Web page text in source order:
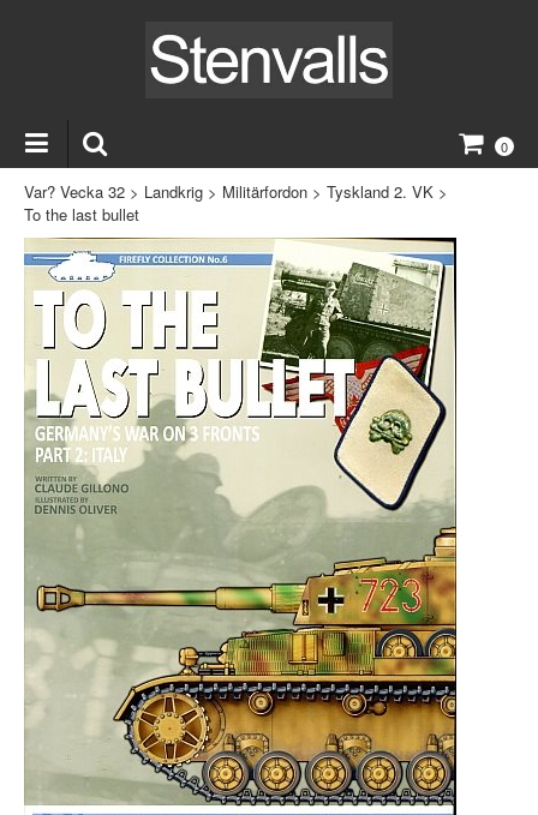
0
Var? Vecka 32 > Landkrig > Militärfordon > Tyskland 2. VK >
To the last bullet